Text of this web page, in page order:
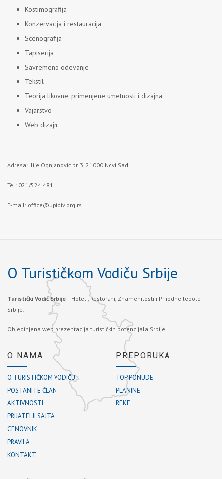
Kostimografija
Konzervacija i restauracija
Scenografija
Tapiserija
Savremeno odevanje
Tekstil
Teorija likovne, primenjene umetnosti i dizajna
Vajarstvo
Web dizajn.
Adresa: Ilije Ognjanović br. 3, 21000 Novi Sad
Tel: 021/524 481
E-mail: office@upidiv.org.rs
O Turističkom Vodiču Srbije
Turistički Vodič Srbije - Hoteli, Restorani, Znamenitosti i Prirodne lepote
Srbije!
Objedinjena web prezentacija turističkih potencijala Srbije.
O NAMA
O TURISTIČKOM VODIČU
POSTANITE ČLAN
AKTIVNOSTI
PRIJATELJI SAJTA
CENOVNIK
PRAVILA
KONTAKT
PREPORUKA
TOP PONUDE
PLANINE
REKE